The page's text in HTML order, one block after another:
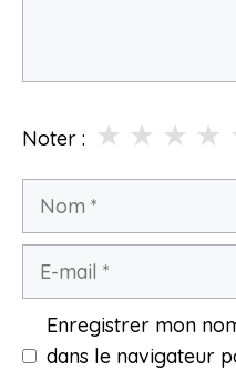
Noter : ★
★
★
★
Nom
Enregistrer mon
dans le navigateur